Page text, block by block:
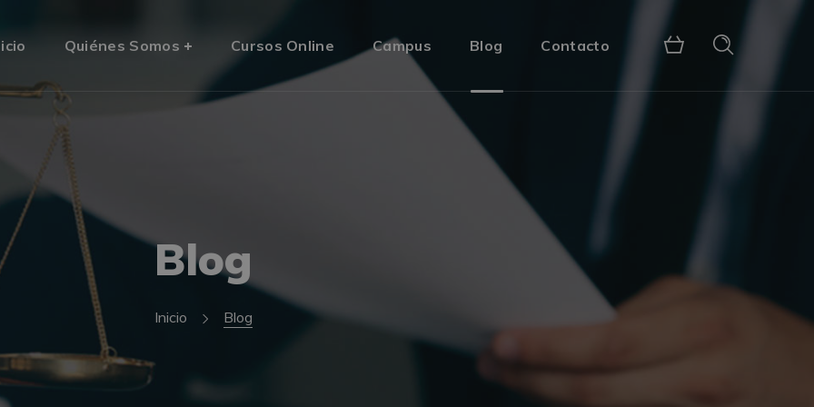
Quiénes Somos Cursos Online Campus Blog Contacto
Blog
Inicio Blog